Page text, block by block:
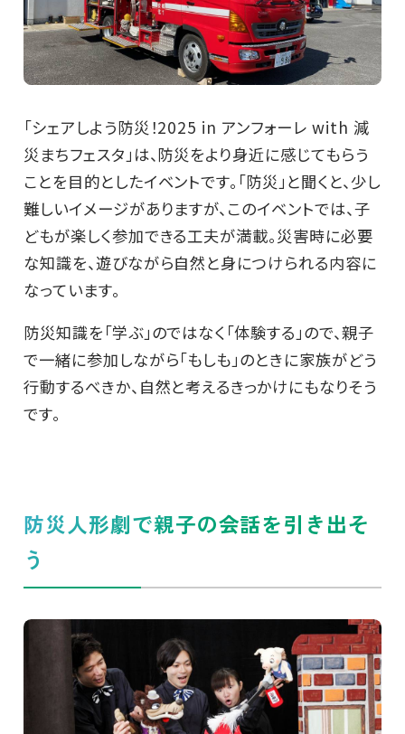
「シェアしよう防災！2025 in アンフォーレ with 減
災まちフェスタ」は、防災をより身近に感じてもらう
ことを目的としたイベントです。「防災」と聞くと、少し
難しいイメージがありますが、このイベントでは、子
どもが楽しく参加できる工夫が満載。災害時に必要
な知識を、遊びながら自然と身につけられる内容に
なっています。
防災知識を「学ぶ」のではなく「体験する」ので、親子
で一緒に参加しながら「もしも」のときに家族がどう
行動するべきか、自然と考えるきっかけにもなりそう
です。
防災人形劇で親子の会話を引き出そ
う